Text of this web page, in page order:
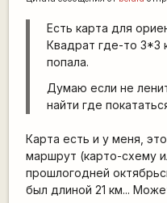
Есть карта для
Квадрат где-то 3*3
попала.
Думаю если не
найти где
Карта есть и у меня,
маршрут (карто-схему
прошлогодней
был длиной 21 км...